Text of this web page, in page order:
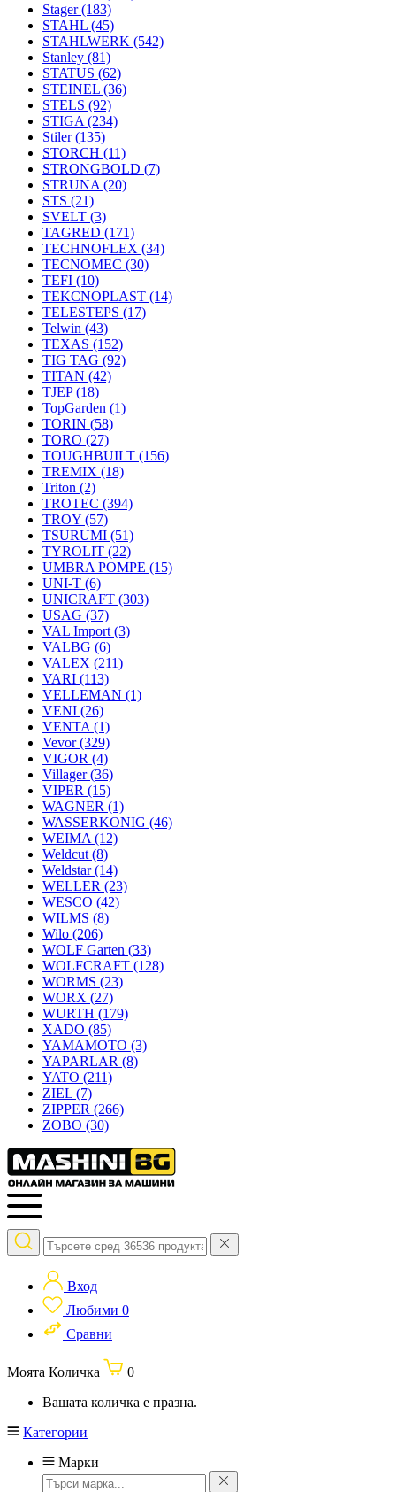
Stager(183)
STAHL (45)
STAHLWERK (542)
Stanley (81)
STATUS (62)
STEINEL (36)
STELS (92)
STIGA (234)
Stiler(135)
STORCH (11)
STRONGBOLD (7)
STRUNA (20)
STS (21)
SVELT (3)
TAGRED (171)
TECHNOFLEX (34)
TECNOMEC (30)
TEFI (10)
TEKCNOPLAST (14)
TELESTEPS (17)
Telwin (43)
TEXAS (152)
TIG TAG (92)
TITAN (42)
TJEP(18)
TopGarden (1)
TORIN (58)
TORO (27)
TOUGHBUILT (156)
TREMIX (18)
Triton (2)
TROTEC (394)
TROY (57)
TSURUMI (51)
TYROLIT (22)
UMBRA POMPE (15)
UNI-T (6)
UNICRAFT (303)
USAG (37)
VAL Import (3)
VALBG (6)
VALEX (211)
VARI (113)
VELLEMAN (1)
VENI (26)
VENTA (1)
Vevor(329)
VIGOR (4)
Villager(36)
VIPER (15)
WAGNER (1)
WASSERKONIG (46)
WEIMA (12)
Weldcut (8)
Weldstar(14)
WELLER (23)
WESCO (42)
WILMS (8)
Wilo (206)
WOLF Garten (33)
WOLFCRAFT (128)
WORMS (23)
WORX (27)
WURTH (179)
XADO (85)
YAMAMOTO (3)
YAPARLAR (8)
YATO (211)
ZIEL (7)
ZIPPER (266)
ZOBO (30)
Вход
Любими 0
Сравни
Моята Количка
0
Вашата количка е празна.
Категории
Марки